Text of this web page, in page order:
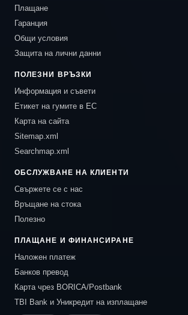
Плащане
Гаранция
Общи условия
Защита на лични данни
ПОЛЕЗНИ ВРЪЗКИ
Информация и съвети
Етикет на гумите в ЕС
Карта на сайта
Sitemap.xml
Searchmap.xml
ОБСЛУЖВАНЕ НА КЛИЕНТИ
Свържете се с нас
Връщане на стока
Полезно
ПЛАЩАНЕ И ФИНАНСИРАНЕ
Наложен платеж
Банков превод
Карта чрез BORICA/Postbank
TBI Bank и Уникредит на изплащане